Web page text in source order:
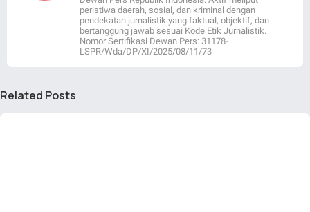
peristiwa daerah, sosial, dan kriminal dengan
pendekatan jurnalistik yang faktual, objektif, dan
bertanggung jawab sesuai Kode Etik Jurnalistik.
Nomor Sertifikasi Dewan Pers: 31178-
LSPR/Wda/DP/XI/2025/08/11/73
Related Posts